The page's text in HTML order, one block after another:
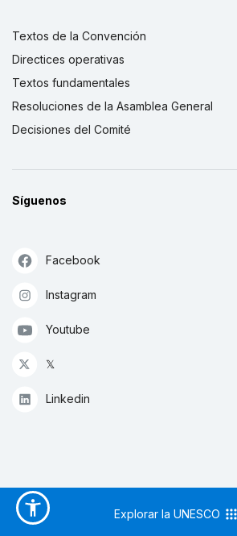
Textos de la Convención
Directices operativas
Textos fundamentales
Resoluciones de la Asamblea General
Decisiones del Comité
Síguenos
Facebook
Instagram
Youtube
𝕏
Linkedin
Explorar la UNESCO